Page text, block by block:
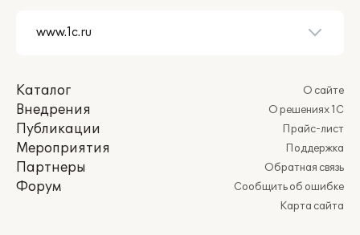
Каталог
Внедрения
Публикации
Мероприятия
Партнеры
Форум
О сайте
О решениях 1С
Прайс-лист
Поддержка
Обратная связь
Сообщить об ошибке
Карта сайта